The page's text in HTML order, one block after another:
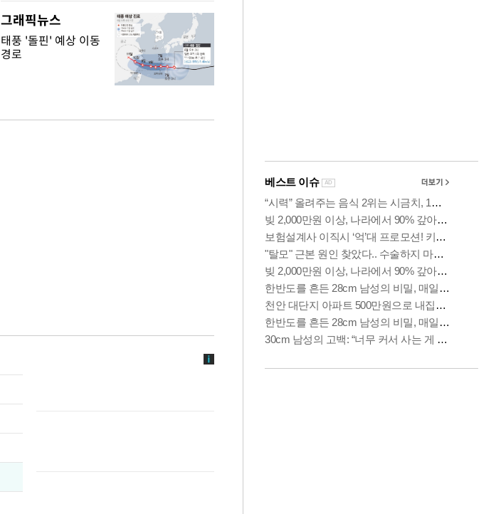
그래픽뉴스
태풍 '돌핀' 예상 이동
경로